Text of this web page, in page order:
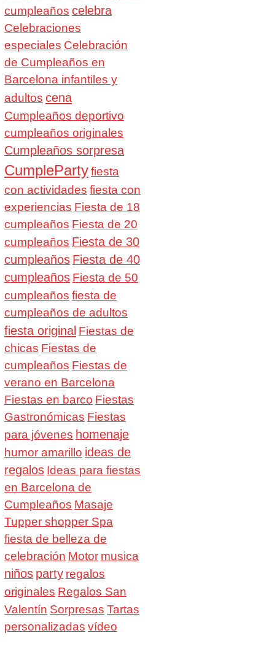
cumpleaños celebra
Celebraciones
especiales Celebración
de Cumpleaños en
Barcelona infantiles y
adultos cena
Cumpleaños deportivo
cumpleaños originales
Cumpleaños sorpresa
CumplePartyfiesta
con actividades fiesta con
experiencias Fiesta de 18
cumpleaños Fiesta de 20
cumpleaños Fiesta de 30
cumpleaños Fiesta de 40
cumpleaños Fiesta de 50
cumpleaños fiesta de
cumpleaños de adultos
fiesta original Fiestas de
chicas Fiestas de
cumpleaños Fiestas de
verano en Barcelona
Fiestas en barco Fiestas
Gastronómicas Fiestas
para jóvenes homenaje
humor amarillo ideas de
regalos Ideas para fiestas
en Barcelona de
Cumpleaños Masaje
Tupper shopper Spa
fiesta de belleza de
celebración Motor musica
niños party regalos
originales Regalos San
Valentín Sorpresas Tartas
personalizadas vídeo